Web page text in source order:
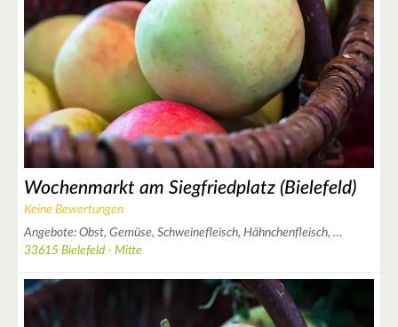
Wochenmarkt am Siegfriedplatz (Bielefeld)
Keine Bewertungen
Angebote: Obst, Gemüse, Schweinefleisch, Hähnchenfleisch, …
33615 Bielefeld - Mitte